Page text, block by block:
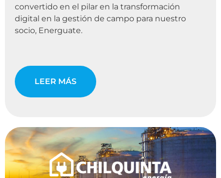
convertido en el pilar en la transformación
digital en la gestión de campo para nuestro
socio, Energuate.
LEER MÁS